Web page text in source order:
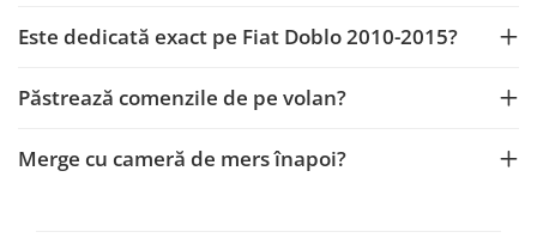
Navigații auto universale
Navigații universale 1DIN
Este dedicată exact pe Fiat Doblo 2010-2015?
Păstrează comenzile de pe volan?
Merge cu cameră de mers înapoi?